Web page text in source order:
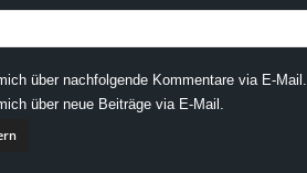
über nachfolgende Kommentare via E-Mail.
über neue Beiträge via E-Mail.